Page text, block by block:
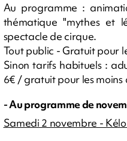
Au programme :
thématique "mythes et
spectacle de cirque.
Tout public - Gratuit pour
Sinon tarifs habituels :
6€ / gratuit pour les moins
- Au programme de
Samedi 2 novembre -